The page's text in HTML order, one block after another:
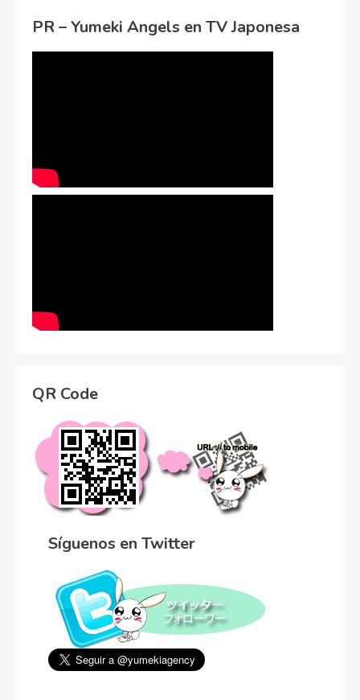
PR – Yumeki Angels en TV Japonesa
QR Code
Síguenos en Twitter